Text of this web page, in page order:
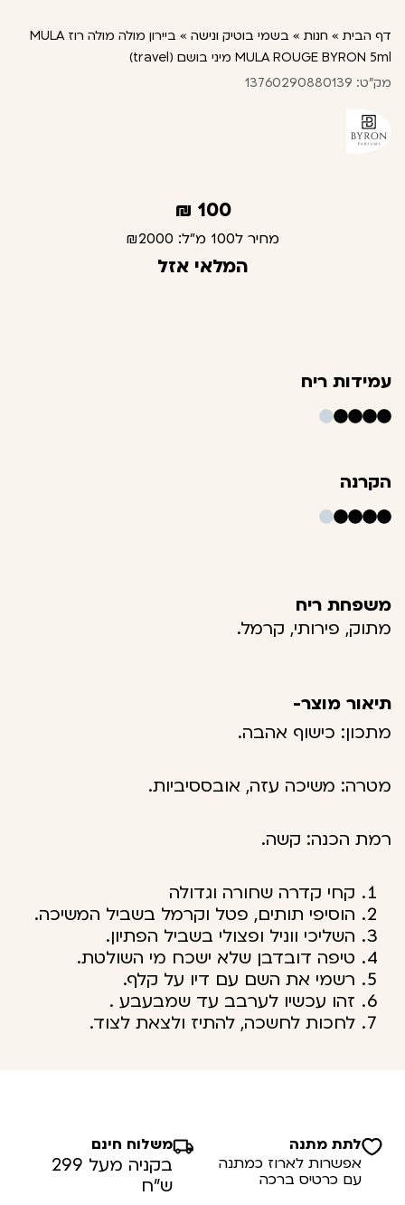
דף הבית » חנות » בשמי בוטיק ונישה »
ביירון מולה מולה רוז MULA
MULA ROUGE BYRON 5ml מיני בושם (travel)
מק"ט: 13760290880139
100
₪
מחיר ל100 מ"ל: ₪2000
המלאי אזל
עמידות ריח
הקרנה
משפחת ריח
מתוק, פירותי, קרמל.
תיאור מוצר-
מתכון: כישוף אהבה.
מטרה: משיכה עזה, אובססיביות.
רמת הכנה: קשה.
קחי קדרה שחורה וגדולה
הוסיפי תותים, פטל וקרמל בשביל המשיכה.
השליכי ווניל ופצולי בשביל הפתיון.
טיפה דובדבן שלא ישכח מי השולטת.
רשמי את השם עם דיו על קלף.
זהו עכשיו לערבב עד שמבעבע .
לחכות לחשכה, להתיז ולצאת לצוד.
לתת מתנה
אפשרות לארוז כמתנה
עם כרטיס ברכה
משלוח חינם
בקניה מעל 299
ש”ח